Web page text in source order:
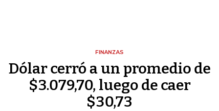
FINANZAS
Dólar cerró a un promedio de
$3.079,70, luego de caer
$30,73